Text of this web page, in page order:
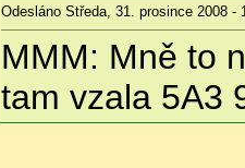
Odesláno Středa, 31. prosince 2008 -
MMM: Mně to
tam vzala 5A3